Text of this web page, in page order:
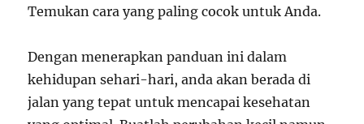
Temukan cara yang paling cocok untuk Anda.
Dengan menerapkan panduan ini dalam
kehidupan sehari-hari, anda akan berada di
jalan yang tepat untuk mencapai kesehatan